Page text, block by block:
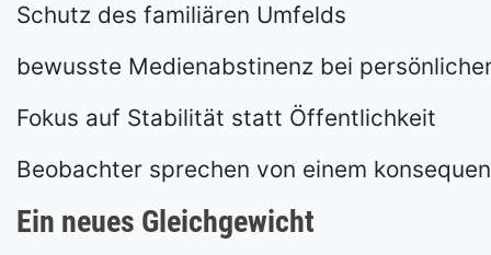
Schutz des familiären Umfelds
bewusste Medienabstinenz bei
Fokus auf Stabilität statt Öffentlichkeit
Beobachter sprechen von einem
Ein neues Gleichgewicht